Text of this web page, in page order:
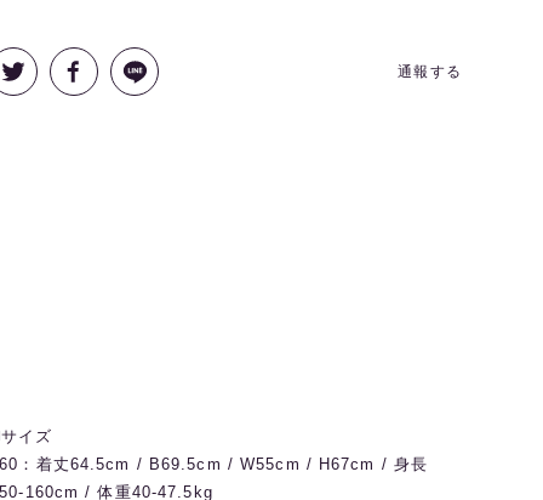
通報する
イズ
：着丈64.5cm / B69.5cm / W55cm / H67cm / 身長
160cm / 体重40-47.5kg